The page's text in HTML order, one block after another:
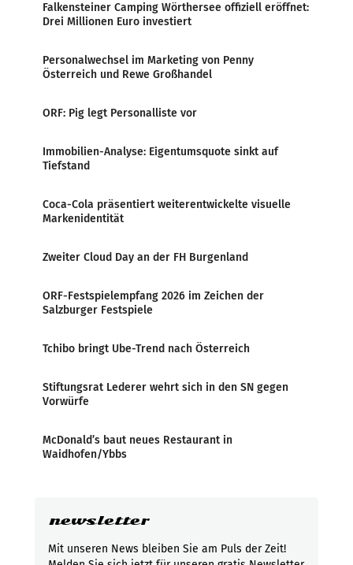
Falkensteiner Camping Wörthersee offiziell eröffnet:
Drei Millionen Euro investiert
Personalwechsel im Marketing von Penny
Österreich und Rewe Großhandel
ORF: Pig legt Personalliste vor
Immobilien-Analyse: Eigentumsquote sinkt auf
Tiefstand
Coca-Cola präsentiert weiterentwickelte visuelle
Markenidentität
Zweiter Cloud Day an der FH Burgenland
ORF-Festspielempfang 2026 im Zeichen der
Salzburger Festspiele
Tchibo bringt Ube-Trend nach Österreich
Stiftungsrat Lederer wehrt sich in den SN gegen
Vorwürfe
McDonald’s baut neues Restaurant in
Waidhofen/Ybbs
newsletter
Mit unseren News bleiben Sie am Puls der Zeit!